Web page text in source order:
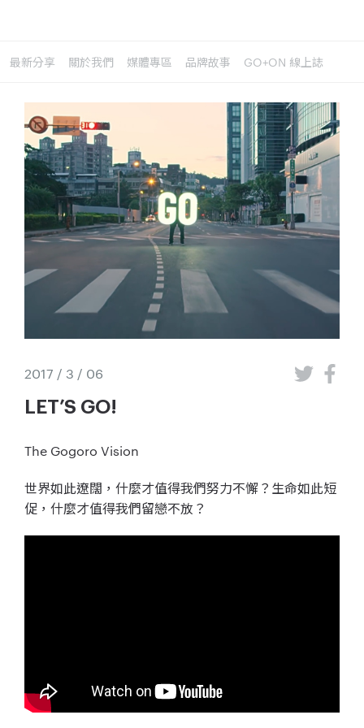
最新分享 關於我們 媒體專區 品牌故事 GO+ON 線上誌
2017 / 3 / 06
LET’S GO!
The Gogoro Vision
世界如此遼闊，什麼才值得我們努力不懈？生命如此短
促，什麼才值得我們留戀不放？